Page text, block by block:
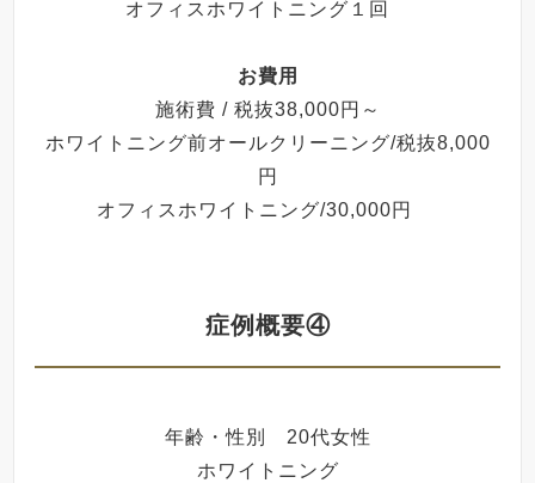
オフィスホワイトニング１回
お費用
施術費 / 税抜38,000円～
ホワイトニング前オールクリーニング/税抜8,000
円
オフィスホワイトニング/30,000円
症例概要④
年齢・性別 20代女性
ホワイトニング